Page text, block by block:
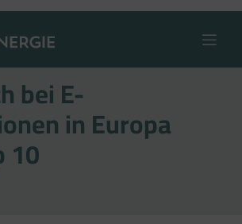
bei E-
in Europa
10
IN